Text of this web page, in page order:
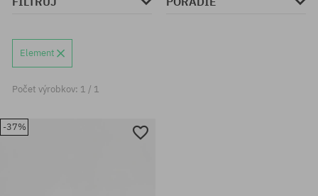
Element
Počet výrobkov: 1 / 1
-37%